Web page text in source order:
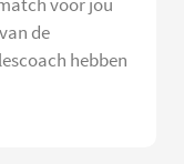
voor jou
de
hebben